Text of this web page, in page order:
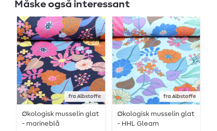
Måske også interessant
fra Albstoffe
Økologisk musselin glat
- marineblå
fra Albstoffe
Økologisk musselin glat
- HHL Gleam